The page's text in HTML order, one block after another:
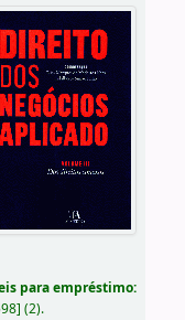
para empréstimo:
] (2).